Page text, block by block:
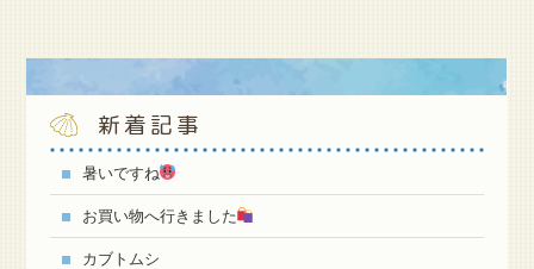
新着記事
暑いですね
お買い物へ行きました
カブトムシ